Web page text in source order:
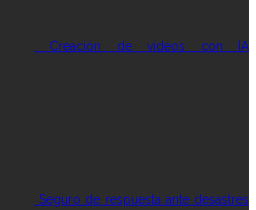
Creación de vídeos con IA
Seguro de respuesta ante desastres